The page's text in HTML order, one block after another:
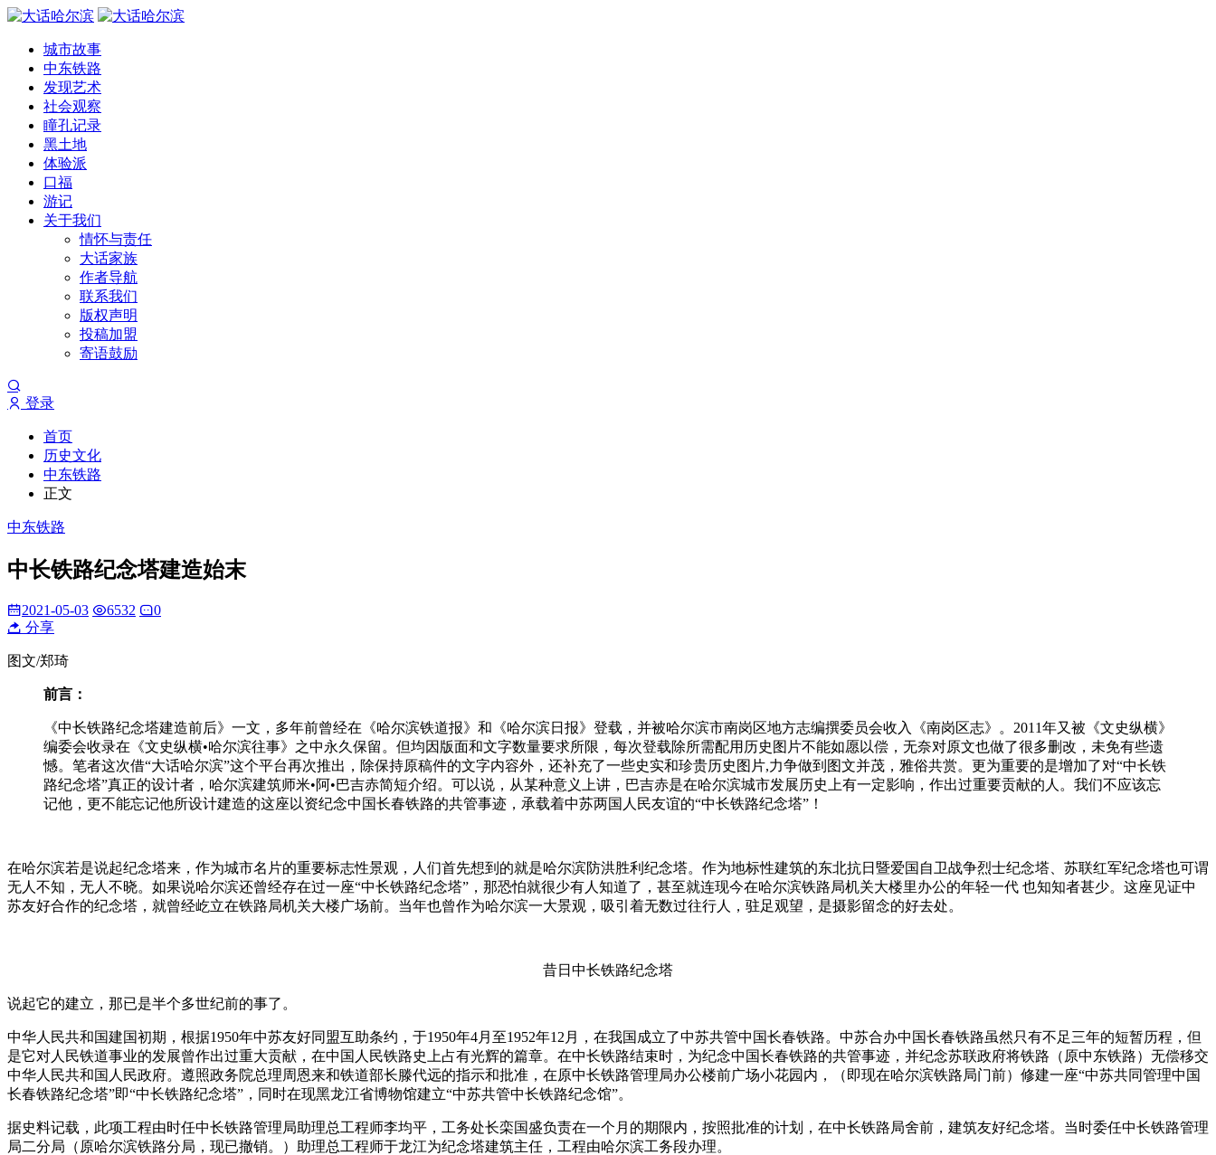
城市故事
中东铁路
发现艺术
社会观察
瞳孔记录
黑土地
体验派
口福
游记
关于我们
情怀与责任
大话家族
作者导航
联系我们
版权声明
投稿加盟
寄语鼓励
登录
首页
历史文化
中东铁路
正文
中东铁路
中长铁路纪念塔建造始末
2021-05-03 6532
0
分享
图文/郑琦
前言：
《中长铁路纪念塔建造前后》一文，多年前曾经在《哈尔滨铁道报》和《哈尔滨日报》登载，并被哈尔滨市南岗区地方志编撰委员会收入《南岗区志》。2011年又被《文史纵横》
编委会收录在《文史纵横•哈尔滨往事》之中永久保留。但均因版面和文字数量要求所限，每次登载除所需配用历史图片不能如愿以偿，无奈对原文也做了很多删改，未免有些遗
憾。笔者这次借“大话哈尔滨”这个平台再次推出，除保持原稿件的文字内容外，还补充了一些史实和珍贵历史图片,力争做到图文并茂，雅俗共赏。更为重要的是增加了对“中长铁
路纪念塔”真正的设计者，哈尔滨建筑师米•阿•巴吉赤简短介绍。可以说，从某种意义上讲，巴吉赤是在哈尔滨城市发展历史上有一定影响，作出过重要贡献的人。我们不应该忘
记他，更不能忘记他所设计建造的这座以资纪念中国长春铁路的共管事迹，承载着中苏两国人民友谊的“中长铁路纪念塔”！
在哈尔滨若是说起纪念塔来，作为城市名片的重要标志性景观，人们首先想到的就是哈尔滨防洪胜利纪念塔。作为地标性建筑的东北抗日暨爱国自卫战争烈士纪念塔、苏联红军纪念塔也可谓
无人不知，无人不晓。如果说哈尔滨还曾经存在过一座“中长铁路纪念塔”，那恐怕就很少有人知道了，甚至就连现今在哈尔滨铁路局机关大楼里办公的年轻一代 也知知者甚少。这座见证中
苏友好合作的纪念塔，就曾经屹立在铁路局机关大楼广场前。当年也曾作为哈尔滨一大景观，吸引着无数过往行人，驻足观望，是摄影留念的好去处。
昔日中长铁路纪念塔
说起它的建立，那已是半个多世纪前的事了。
中华人民共和国建国初期，根据1950年中苏友好同盟互助条约，于1950年4月至1952年12月，在我国成立了中苏共管中国长春铁路。中苏合办中国长春铁路虽然只有不足三年的短暂历程，但
是它对人民铁道事业的发展曾作出过重大贡献，在中国人民铁路史上占有光辉的篇章。在中长铁路结束时，为纪念中国长春铁路的共管事迹，并纪念苏联政府将铁路（原中东铁路）无偿移交
中华人民共和国人民政府。遵照政务院总理周恩来和铁道部长滕代远的指示和批准，在原中长铁路管理局办公楼前广场小花园内，（即现在哈尔滨铁路局门前）修建一座“中苏共同管理中国
长春铁路纪念塔”即“中长铁路纪念塔”，同时在现黑龙江省博物馆建立“中苏共管中长铁路纪念馆”。
据史料记载，此项工程由时任中长铁路管理局助理总工程师李均平，工务处长栾国盛负责在一个月的期限内，按照批准的计划，在中长铁路局舍前，建筑友好纪念塔。当时委任中长铁路管理
局二分局（原哈尔滨铁路分局，现已撤销。）助理总工程师于龙江为纪念塔建筑主任，工程由哈尔滨工务段办理。